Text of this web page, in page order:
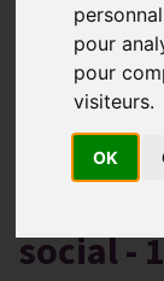
pour
pour
visiteurs.
OK
de
de
social -